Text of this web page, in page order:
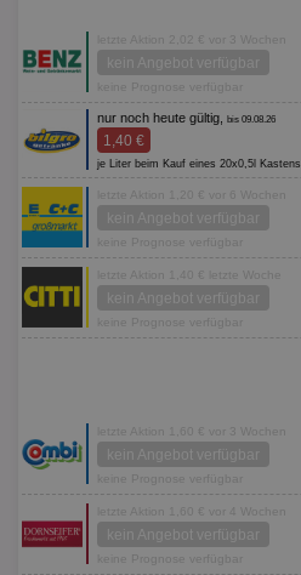
letzte Aktion 2,02 € vor 3 Wochen
kein Angebot verfügbar
keine Prognose verfügbar
nur noch heute gültig, bis 09.08.26
1,40 €
je Liter beim Kauf eines 20x0,5l Kastens
letzte Aktion 1,20 € vor 6 Wochen
kein Angebot verfügbar
keine Prognose verfügbar
letzte Aktion 1,40 € letzte Woche
kein Angebot verfügbar
keine Prognose verfügbar
letzte Aktion 1,60 € vor 3 Wochen
kein Angebot verfügbar
keine Prognose verfügbar
letzte Aktion 1,60 € vor 4 Wochen
kein Angebot verfügbar
keine Prognose verfügbar